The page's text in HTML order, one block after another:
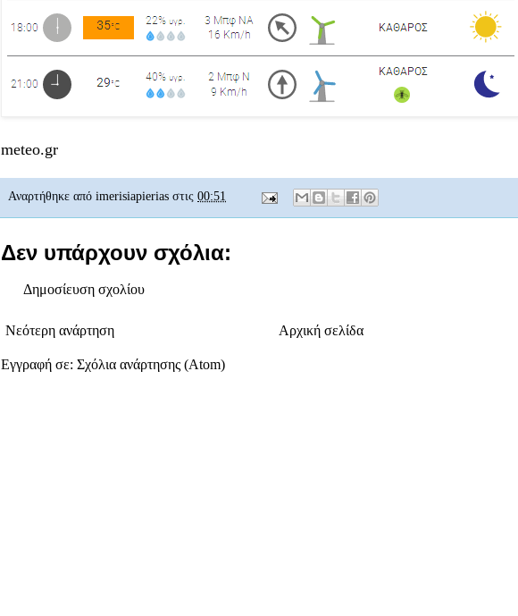
meteo.gr
Αναρτήθηκε από imerisiapierias στις 00:51
Δεν υπάρχουν σχόλια:
Δημοσίευση σχολίου
Νεότερη ανάρτηση Αρχική σελίδα
Εγγραφή σε: Σχόλια ανάρτησης (Atom)